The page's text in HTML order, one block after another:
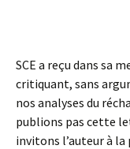
SCE a reçu dans sa
critiquant, sans
nos analyses du
publions pas cette
invitons l’auteur à